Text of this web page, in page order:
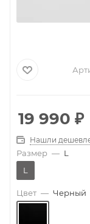
19 990 ₽
Нашли
Размер — L
L
Цвет — Черный